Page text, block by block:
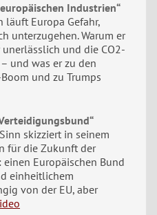
Industrien“
läuft Europa Gefahr,
unterzugehen. Warum er
und die CO2-
und was er zu den
und zu Trumps
skizziert in seinem
für die Zukunft der
Europäischen Bund
einheitlichem
von der EU, aber